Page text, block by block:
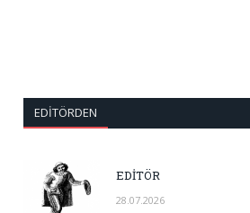
EDITÖRDEN
EDİTÖR
28.07.2026